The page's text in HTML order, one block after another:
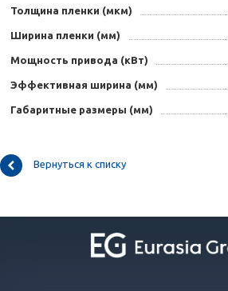
Толщина пленки (мкм)
Ширина пленки (мм)
Мощность привода (кВт)
Эффективная ширина (мм)
Габаритные размеры (мм)
Вернуться к списку